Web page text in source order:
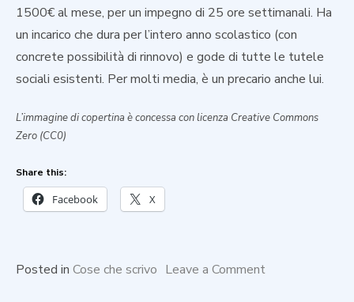
1500€ al mese, per un impegno di 25 ore settimanali. Ha
un incarico che dura per l’intero anno scolastico (con
concrete possibilità di rinnovo) e gode di tutte le tutele
sociali esistenti. Per molti media, è un precario anche lui.
L’immagine di copertina è concessa con licenza Creative Commons
Zero (CC0)
Share this:
Facebook X
Posted in Cose che scrivo Leave a Commenton